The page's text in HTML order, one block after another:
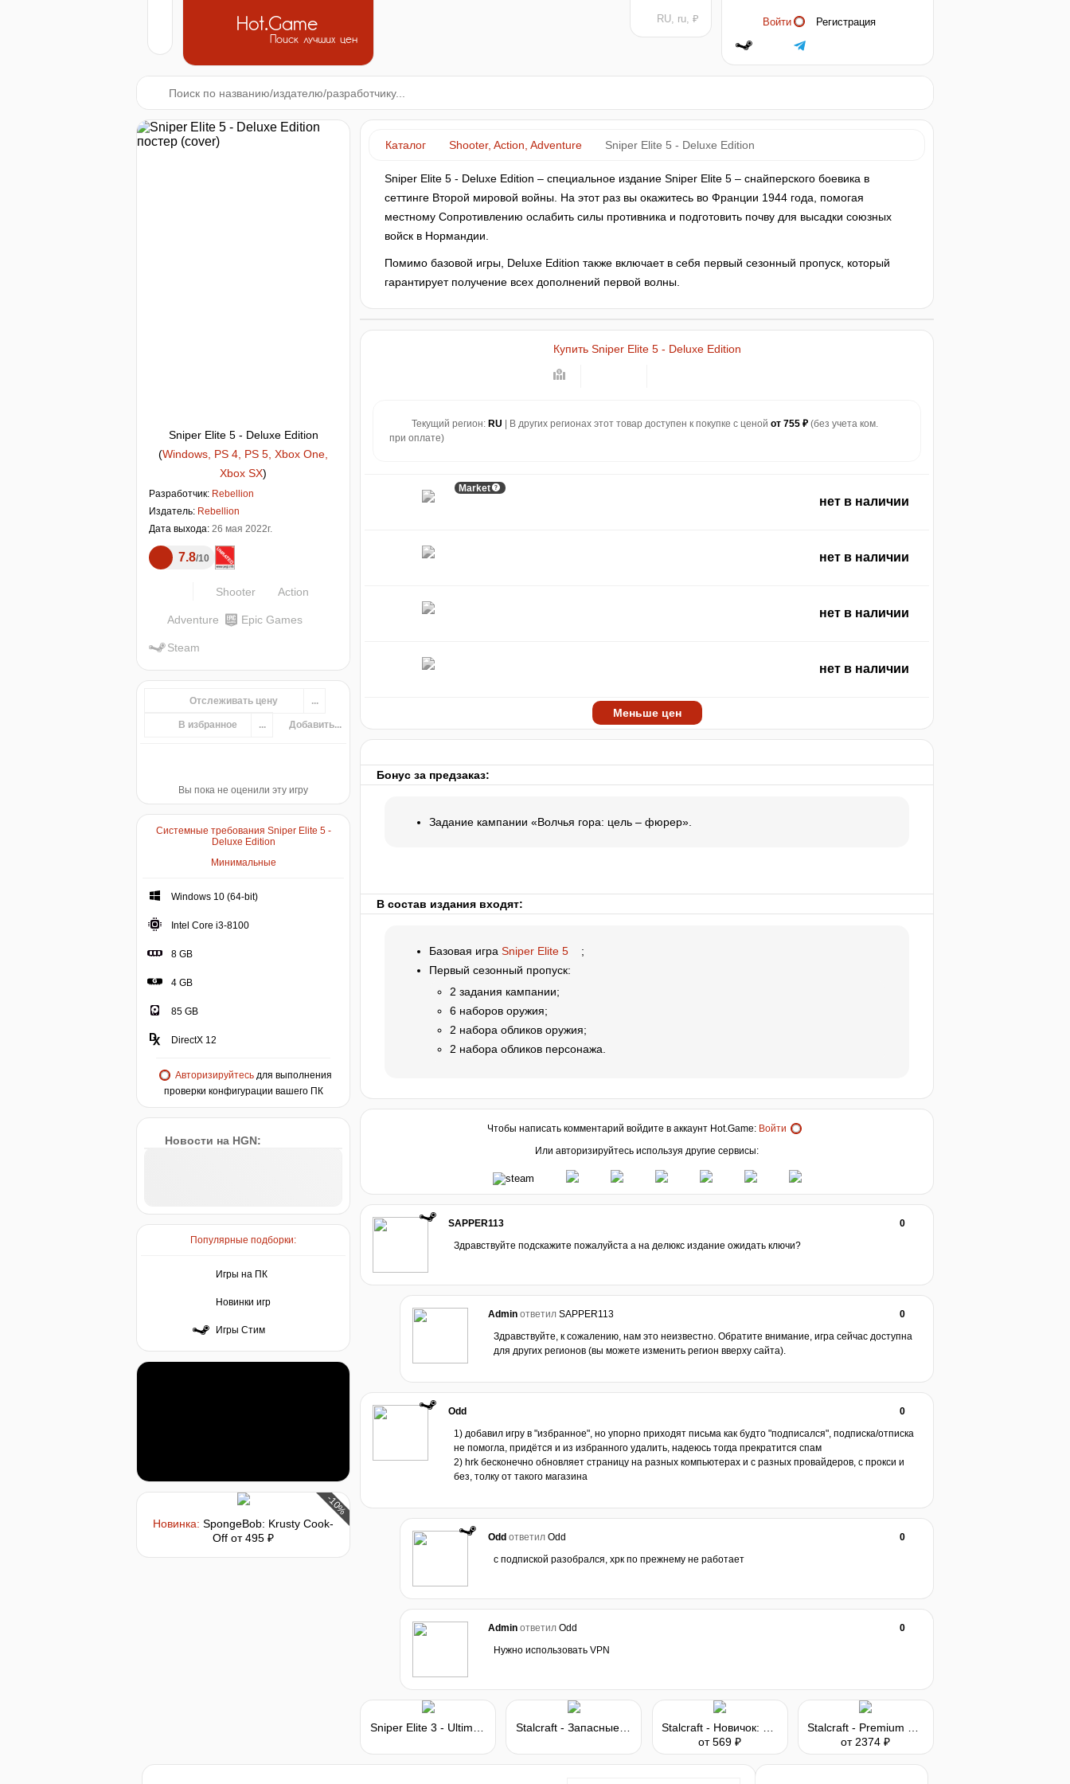
Hot.Game
Поиск лучших цен
Войти Регистрация
RU, ru, ₽
Sniper Elite 5 - Deluxe Edition
(Windows, PS 4, PS 5, Xbox One,
Xbox SX)
Разработчик: Rebellion
Издатель: Rebellion
Дата выхода: 26 мая 2022г.
7.8 10
Shooter Action
Adventure Epic Games
Steam
Отслеживать цену ...
В избранное ... Добавить...
Вы пока не оценили эту игру
Системные требования Sniper Elite 5 -
Deluxe Edition
Минимальные
Windows 10 (64-bit)
Intel Core i3-8100
8 GB
4 GB
85 GB
DirectX 12
Авторизируйтесьдля выполнения
проверки конфигурации вашего ПК
Новости на HGN:
Популярные подборки:
Игры на ПК
Новинки игр
Игры Стим
-10%
Новинка: SpongeBob: Krusty Cook-
Off от 495 ₽
Каталог Shooter, Action, Adventure Sniper Elite 5 - Deluxe Edition
Sniper Elite 5 - Deluxe Edition – специальное издание Sniper Elite 5 – снайперского боевика в
сеттинге Второй мировой войны. На этот раз вы окажитесь во Франции 1944 года, помогая
местному Сопротивлению ослабить силы противника и подготовить почву для высадки союзных
войск в Нормандии.
Помимо базовой игры, Deluxe Edition также включает в себя первый сезонный пропуск, который
гарантирует получение всех дополнений первой волны.
Купить Sniper Elite 5 - Deluxe Edition
Текущий регион: RU | В других регионах этот товар доступен к покупке с ценой от 755 ₽ (без учета ком.
при оплате)
Market
нет в наличии
нет в наличии
нет в наличии
нет в наличии
Меньше цен
Бонус за предзаказ:
Задание кампании «Волчья гора: цель – фюрер».
В состав издания входят:
Базовая игра Sniper Elite 5
;
Первый сезонный пропуск:
2 задания кампании;
6 наборов оружия;
2 набора обликов оружия;
2 набора обликов персонажа.
Чтобы написать комментарий войдите в аккаунт Hot.Game: Войти
Или авторизируйтесь используя другие сервисы:
SAPPER113
0
Здравствуйте подскажите пожалуйста а на делюкс издание ожидать ключи?
Admin ответил SAPPER113
0
Здравствуйте, к сожалению, нам это неизвестно. Обратите внимание, игра сейчас доступна
для других регионов (вы можете изменить регион вверху сайта).
Odd
0
1) добавил игру в "избранное", но упорно приходят письма как будто "подписался", подписка/отписка
не помогла, придётся и из избранного удалить, надеюсь тогда прекратится спам
2) hrk бесконечно обновляет страницу на разных компьютерах и с разных провайдеров, с прокси и
без, толку от такого магазина
Odd ответил Odd
0
с подпиской разобрался, хрк по прежнему не работает
Admin ответил Odd
0
Нужно использовать VPN
Stalcraft - Запасные детали
от 569 ₽
от 2374 ₽